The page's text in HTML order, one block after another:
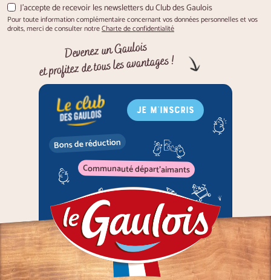
J'accepte de recevoir les newsletters du Club des Gaulois
Pour toute information complémentaire concernant vos données personnelles et vos
droits, merci de consulter notreCharte de confidentialité
Devenez un Gaulois
et profitez de tous les avantages !
JE M'INSCRIS
Bons de réduction
Communauté départ'aimants